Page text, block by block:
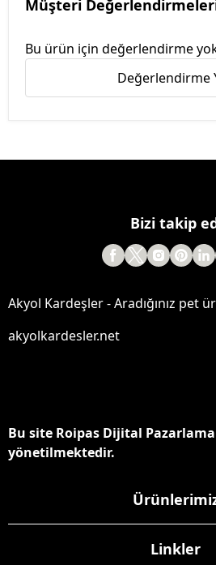
Müşteri
Bu ürün için değerlendirme
Değerlendirme
Bizi takip
Akyol Kardeşler - Aradığınız pet
akyolkardesler.net
Bu site Roipas Dijital
yönetilmektedir.
Linkler